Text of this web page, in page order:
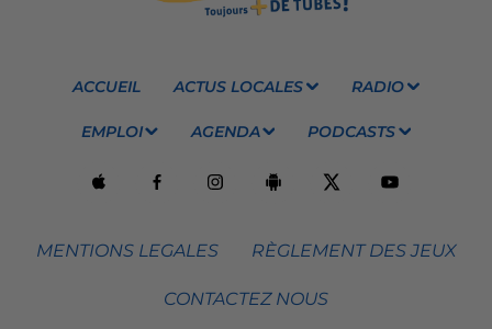
ACCUEIL ACTUS LOCALES RADIO
EMPLOI AGENDA PODCASTS
MENTIONS LEGALES RÈGLEMENT DES JEUX
CONTACTEZ NOUS